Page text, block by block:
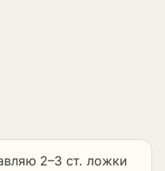
2–3 ст. ложки